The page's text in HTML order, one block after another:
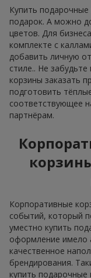
Купить
подарок. А можно
цветов. Для
комплекте с
добавить личную
стиле.. Не
корзины заказать
подготовить
соответствующее
партнёрам.
Корпоративные
событий, который
уместно купить
оформление имело
качественное
брендирования.
купить